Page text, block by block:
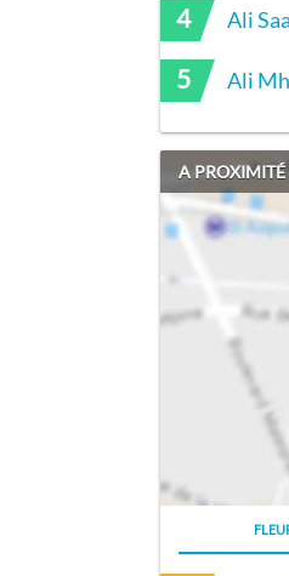
4 Ali
5 Ali
A PROXIMITÉ
ITINÉRAIRE